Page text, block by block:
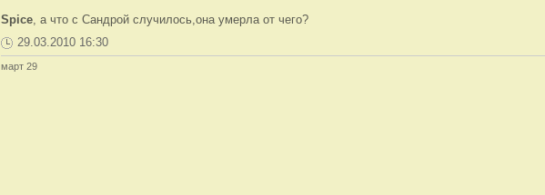
Spice, а что с Сандрой случилось,она умерла от чего?
29.03.2010 16:30
март 29